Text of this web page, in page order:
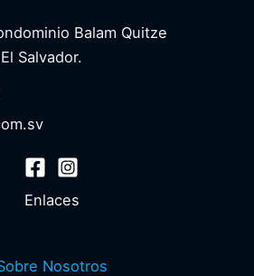
Balam Quitze
Salvador.
Enlaces
Nosotros